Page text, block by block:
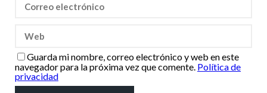
Guarda mi nombre, correo electrónico y web en este
navegador para la próxima vez que comente. Política de
privacidad